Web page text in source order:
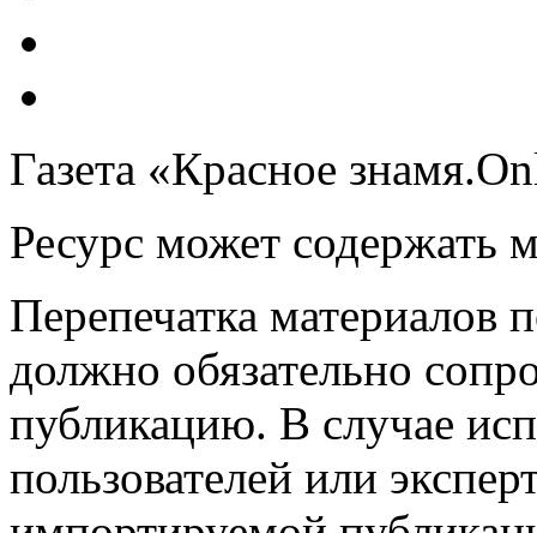
Газета «Красное
Ресурс может содержать
Перепечатка материалов
должно обязательно
публикацию. В случае
пользователей или